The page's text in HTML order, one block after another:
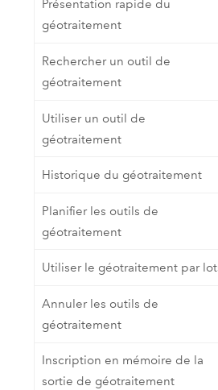
Technologie
cartographie et
Tous les produits
Présentation rapide du
géotraitement
Rechercher un outil de
géotraitement
Utiliser un outil de
géotraitement
Historique du géotraitement
Planifier les outils de
géotraitement
Utiliser le géotraitement par
Annuler les outils de
géotraitement
Inscription en mémoire de la
sortie de géotraitement